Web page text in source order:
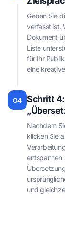
Geben Sie
verfasst ist.
Dokument
Liste
für Ihr
eine
04
Schritt
Nachdem
klicken Sie
entspannen
und